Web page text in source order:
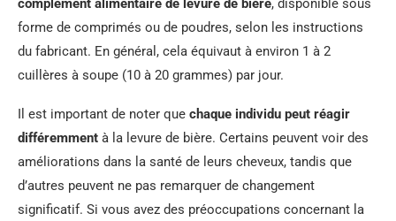
complément alimentaire de levure de bière, disponible sous
forme de comprimés ou de poudres, selon les instructions
du fabricant. En général, cela équivaut à environ 1 à 2
cuillères à soupe (10 à 20 grammes) par jour.
Il est important de noter que chaque individu peut réagir
différemment à la levure de bière. Certains peuvent voir des
améliorations dans la santé de leurs cheveux, tandis que
d’autres peuvent ne pas remarquer de changement
significatif. Si vous avez des préoccupations concernant la